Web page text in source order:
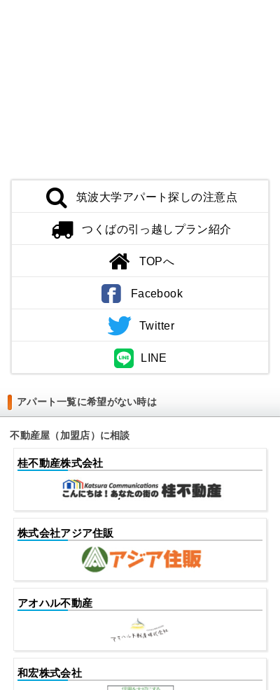
筑波大学アパート探しの注意点
つくばの引っ越しプラン紹介
TOPへ
Facebook
Twitter
LINE
アパート一覧に希望がない時は
不動産屋（加盟店）に相談
桂不動産株式会社
株式会社アジア住販
アオハル不動産
和宏株式会社